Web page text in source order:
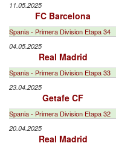
11.05.2025
FC Barcelona
Spania - Primera Division Etapa 34
04.05.2025
Real Madrid
Spania - Primera Division Etapa 33
23.04.2025
Getafe CF
Spania - Primera Division Etapa 32
20.04.2025
Real Madrid